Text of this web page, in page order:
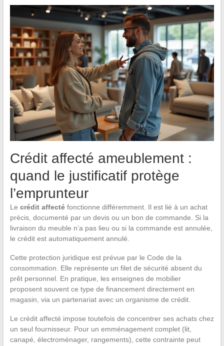
Crédit affecté ameublement :
quand le justificatif protège
l’emprunteur
Le crédit affectéfonctionne différemment. Il est lié à un achat
précis, documenté par un devis ou un bon de commande. Si la
livraison du meuble n’a pas lieu ou si la commande est annulée,
le crédit est automatiquement annulé.
Cette protection juridique est prévue par le Code de la
consommation. Elle représente un filet de sécurité absent du
prêt personnel. En pratique, les enseignes de mobilier
proposent souvent ce type de financement directement en
magasin, via un partenariat avec un organisme de crédit.
Le crédit affecté impose toutefois de concentrer ses achats chez
un seul fournisseur. Pour un emménagement complet (lit,
canapé, électroménager, rangements), cette contrainte peut